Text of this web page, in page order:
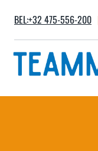
content
BEL:+32 475-556-200